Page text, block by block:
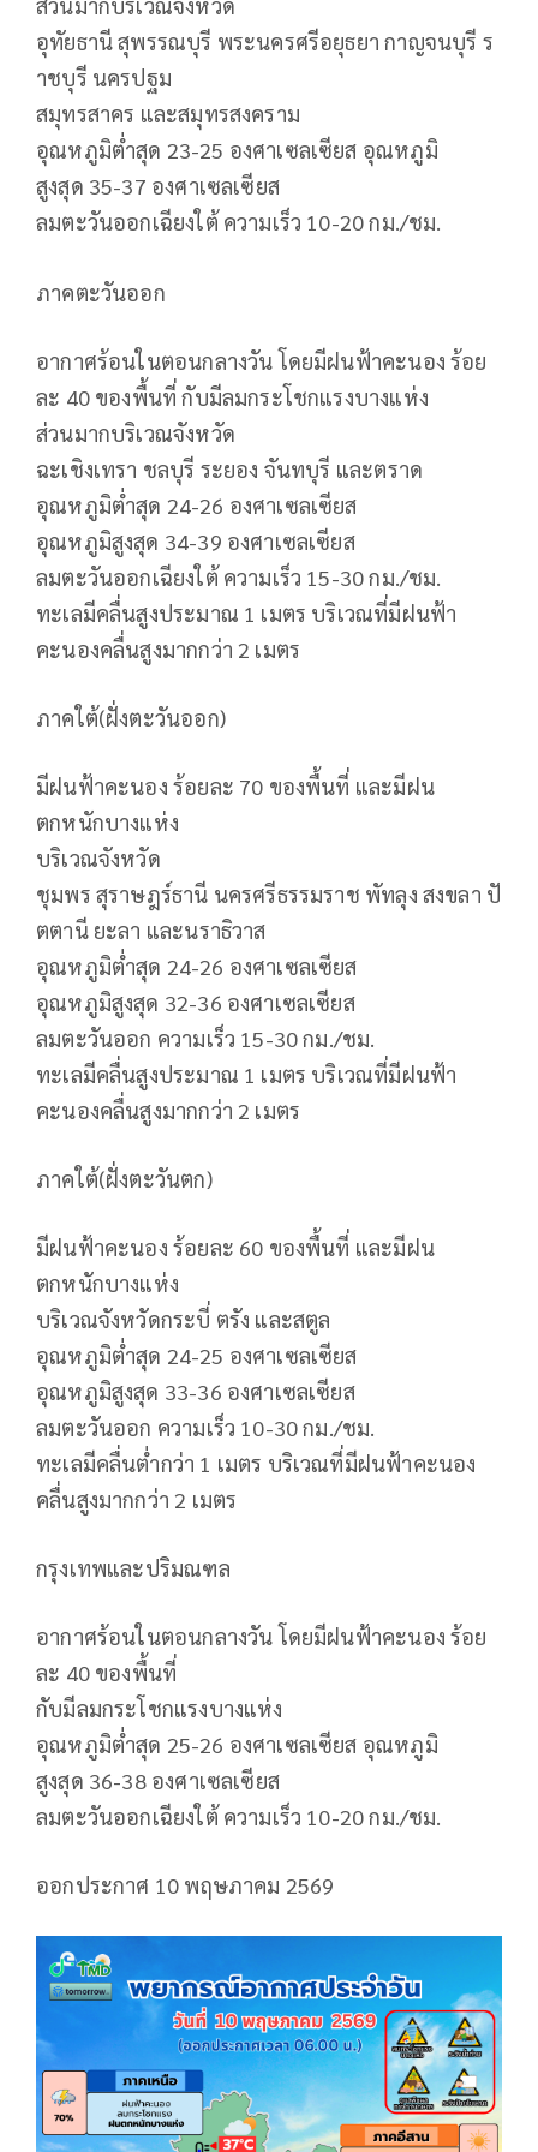
อุทัยธานี สุพรรณบุรี พระนครศรีอยุธยา กาญจนบุรี ร
าชบุรี นครปฐม
สมุทรสาคร และสมุทรสงคราม
อุณหภูมิต่ำสุด 23-25 องศาเซลเซียส อุณหภูมิ
สูงสุด 35-37 องศาเซลเซียส
ลมตะวันออกเฉียงใต้ ความเร็ว 10-20 กม./ชม.
ภาคตะวันออก
อากาศร้อนในตอนกลางวัน โดยมีฝนฟ้าคะนอง ร้อย
ละ 40 ของพื้นที่ กับมีลมกระโชกแรงบางแห่ง
ส่วนมากบริเวณจังหวัด
ฉะเชิงเทรา ชลบุรี ระยอง จันทบุรี และตราด
อุณหภูมิต่ำสุด 24-26 องศาเซลเซียส
อุณหภูมิสูงสุด 34-39 องศาเซลเซียส
ลมตะวันออกเฉียงใต้ ความเร็ว 15-30 กม./ชม.
ทะเลมีคลื่นสูงประมาณ 1 เมตร บริเวณที่มีฝนฟ้า
คะนองคลื่นสูงมากกว่า 2 เมตร
ภาคใต้(ฝั่งตะวันออก)
มีฝนฟ้าคะนอง ร้อยละ 70 ของพื้นที่ และมีฝน
ตกหนักบางแห่ง
บริเวณจังหวัด
ชุมพร สุราษฎร์ธานี นครศรีธรรมราช พัทลุง สงขลา ปั
ตตานี ยะลา และนราธิวาส
อุณหภูมิต่ำสุด 24-26 องศาเซลเซียส
อุณหภูมิสูงสุด 32-36 องศาเซลเซียส
ลมตะวันออก ความเร็ว 15-30 กม./ชม.
ทะเลมีคลื่นสูงประมาณ 1 เมตร บริเวณที่มีฝนฟ้า
คะนองคลื่นสูงมากกว่า 2 เมตร
ภาคใต้(ฝั่งตะวันตก)
มีฝนฟ้าคะนอง ร้อยละ 60 ของพื้นที่ และมีฝน
ตกหนักบางแห่ง
บริเวณจังหวัดกระบี่ ตรัง และสตูล
อุณหภูมิต่ำสุด 24-25 องศาเซลเซียส
อุณหภูมิสูงสุด 33-36 องศาเซลเซียส
ลมตะวันออก ความเร็ว 10-30 กม./ชม.
ทะเลมีคลื่นต่ำกว่า 1 เมตร บริเวณที่มีฝนฟ้าคะนอง
คลื่นสูงมากกว่า 2 เมตร
กรุงเทพและปริมณฑล
อากาศร้อนในตอนกลางวัน โดยมีฝนฟ้าคะนอง ร้อย
ละ 40 ของพื้นที่
กับมีลมกระโชกแรงบางแห่ง
อุณหภูมิต่ำสุด 25-26 องศาเซลเซียส อุณหภูมิ
สูงสุด 36-38 องศาเซลเซียส
ลมตะวันออกเฉียงใต้ ความเร็ว 10-20 กม./ชม.
ออกประกาศ 10 พฤษภาคม 2569